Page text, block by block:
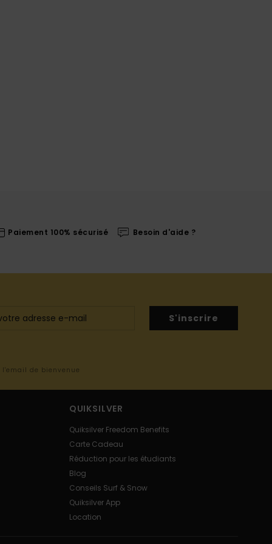
Paiement 100% sécurisé Besoin d'aide ?
S'inscrire
de bienvenue
QUIKSILVER
Quiksilver Freedom Benefits
Carte Cadeau
Réduction pour les étudiants
Blog
Conseils Surf & Snow
Quiksilver App
Location